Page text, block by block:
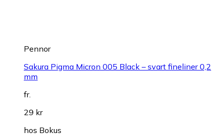
Pennor
Sakura Pigma Micron 005 Black – svart fineliner 0,2
mm
fr.
29 kr
hos Bokus